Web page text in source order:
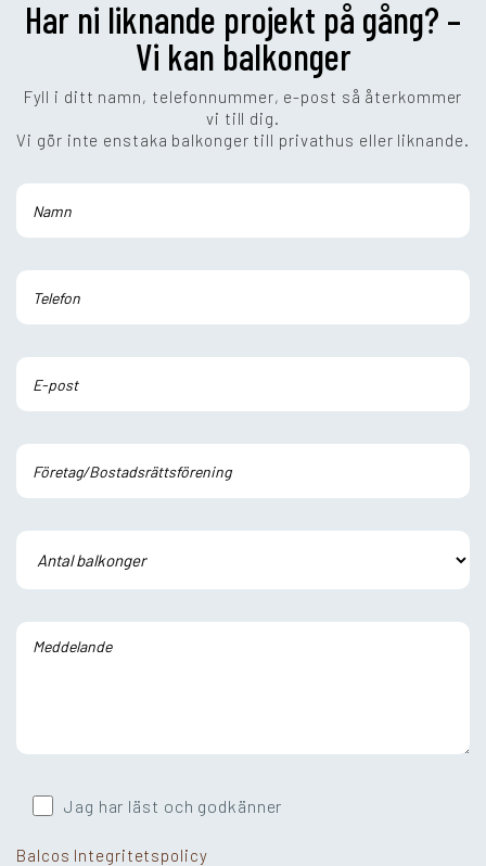
Har ni liknande projekt på gång? –
Vi kan balkonger
Fyll i ditt namn, telefonnummer, e-post så återkommer
vi till dig.
Vi gör inte enstaka balkonger till privathus eller liknande.
Lämna detta fält tomt.
Jag har läst och godkänner
Balcos Integritetspolicy